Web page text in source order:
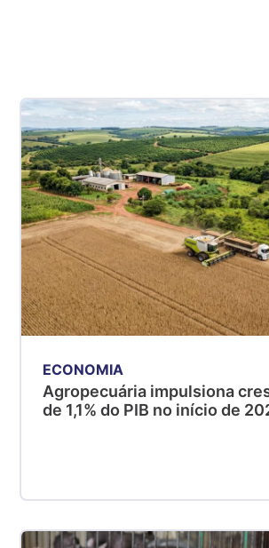
ECONOMIA
Agropecuária impulsiona
de 1,1% do PIB no início de